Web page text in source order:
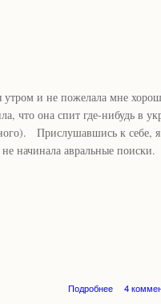
утром и не пожелала мне
что она спит где-нибудь в
Прислушавшись к себе, я
начинала авральные поиски.
Подробнее
о Полет
4